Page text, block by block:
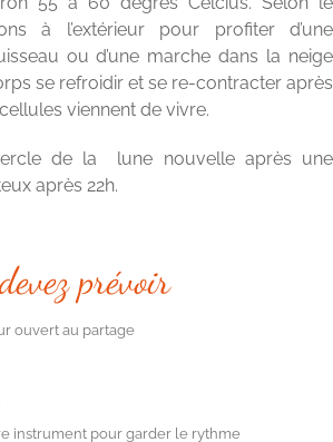
à l’extérieur pour profiter d’une
ou d’une marche dans la neige
se refroidir et se re-contracter après
viennent de vivre.
de la lune nouvelle après une
après 22h.
prévoir
ouvert au partage
instrument pour garder le rythme